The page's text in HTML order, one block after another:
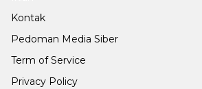
Kontak
Pedoman Media Siber
Term of Service
Privacy Policy